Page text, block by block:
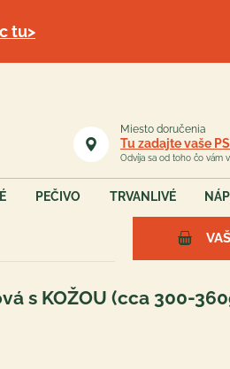
tu>
Miesto doručenia
Tu zadajte vaše
Odvíja sa od toho čo vám
PEČIVO TRVANLIVÉ
s KOŽOU (cca 300-